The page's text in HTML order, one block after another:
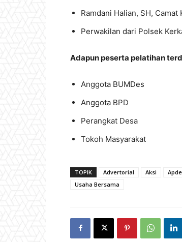
Ramdani Halian, SH, Camat
Perwakilan dari Polsek
Adapun peserta pelatihan
Anggota BUMDes
Anggota BPD
Perangkat Desa
Tokoh Masyarakat
TOPIK Advertorial Aksi
Usaha Bersama